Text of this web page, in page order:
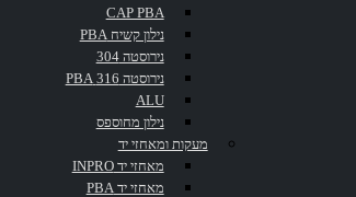
CAP PBA
נילון קשיח PBA
נירוסטה 304
נירוסטה 316 PBA
ALU
נילון מחוספס
מעקות ומאחזי יד
מאחזי יד INPRO
מאחזי יד PBA
פרטי פרוייקט